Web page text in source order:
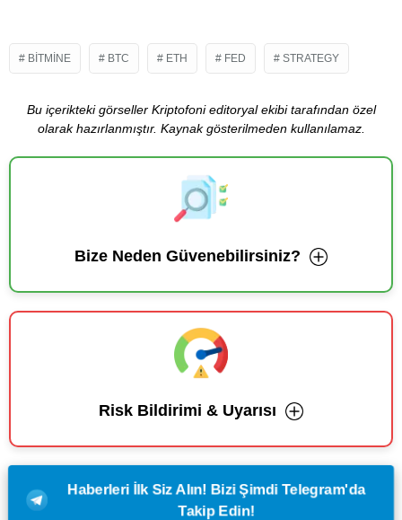
BITMINE BTC ETH FED STRATEGY
Bu içerikteki görseller Kriptofoni editoryal ekibi tarafından özel
olarak hazırlanmıştır. Kaynak gösterilmeden kullanılamaz.
Bize Neden Güvenebilirsiniz?
Risk Bildirimi & Uyarısı
Haberleri İlk Siz Alın! Bizi Şimdi Telegram'da
Takip Edin!